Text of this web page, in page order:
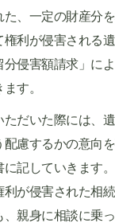
、一定の財産分
権利が侵害される
分侵害額請求」に
す。
だいた際には、
慮するかの意向
記していきます
利が侵害された相
親身に相談に乗